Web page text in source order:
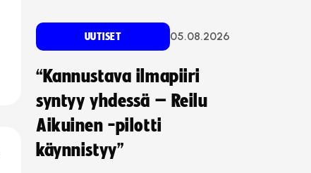
UUTISET 05.08.2026
“Kannustava ilmapiiri
syntyy yhdessä – Reilu
Aikuinen -pilotti
käynnistyy”